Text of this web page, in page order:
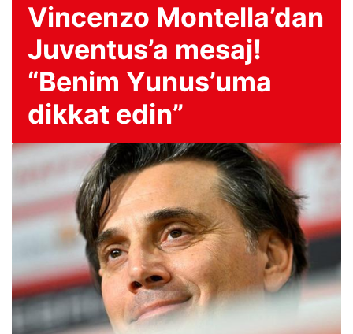
Vincenzo Montella’dan
Juventus’a mesaj!
“Benim Yunus’uma
dikkat edin”